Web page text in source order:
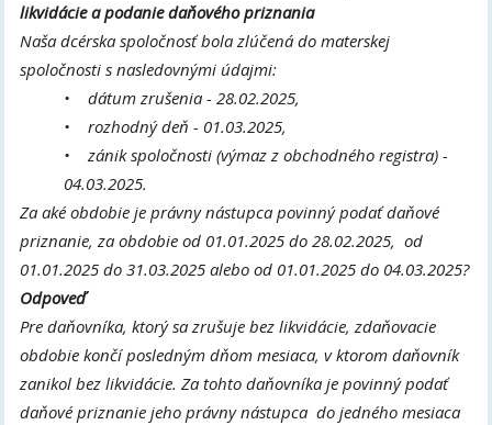
likvidácie a podanie daňového priznania
Naša dcérska spoločnosť bola zlúčená do materskej
spoločnosti s nasledovnými údajmi:
• dátum zrušenia - 28.02.2025,
• rozhodný deň - 01.03.2025,
• zánik spoločnosti (výmaz z obchodného registra) -
04.03.2025.
Za aké obdobie je právny nástupca povinný podať daňové
priznanie, za obdobie od 01.01.2025 do 28.02.2025, od
01.01.2025 do 31.03.2025 alebo od 01.01.2025 do 04.03.2025?
Odpoveď
Pre daňovníka, ktorý sa zrušuje bez likvidácie, zdaňovacie
obdobie končí posledným dňom mesiaca, v ktorom daňovník
zanikol bez likvidácie. Za tohto daňovníka je povinný podať
daňové priznanie jeho právny nástupca do jedného mesiaca